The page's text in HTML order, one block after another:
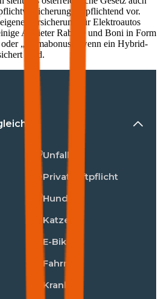
verpflichtend vor.
Versicherung für Elektroautos
Anbieter Rabatte und Boni in Form
„Klimabonus“, wenn ein Hybrid-
wird.
Unfall
Privathaftpflicht
Hunde
Katzen
E-Bike
Fahrrad
Kranken